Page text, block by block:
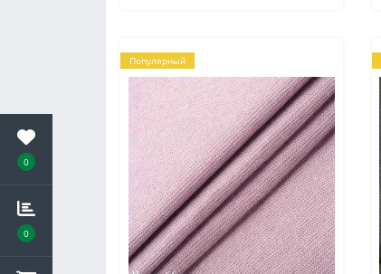
0
0
Популярный